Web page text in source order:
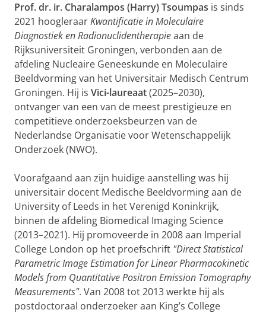
a
g
e
d
I
n
r
c
h
P
o
r
t
a
Prof. dr. ir. Charalampos (Harry) Tsoumpas is sinds
2021 hoogleraarKwantificatie in Moleculaire
Diagnostiek en Radionuclidentherapieaan de
Rijksuniversiteit Groningen, verbonden aan de
afdeling Nucleaire Geneeskunde en Moleculaire
Beeldvorming van het Universitair Medisch Centrum
Groningen. Hij is Vici-laureaat(2025–2030),
ontvanger van een van de meest prestigieuze en
competitieve onderzoeksbeurzen van de
Nederlandse Organisatie voor Wetenschappelijk
Onderzoek (NWO).
Voorafgaand aan zijn huidige aanstelling was hij
universitair docent Medische Beeldvorming aan de
University of Leeds in het Verenigd Koninkrijk,
binnen de afdeling Biomedical Imaging Science
(2013–2021). Hij promoveerde in 2008 aan Imperial
College London op het proefschrift "Direct Statistical
Parametric Image Estimation for Linear Pharmacokinetic
Models from Quantitative Positron Emission Tomography
Measurements". Van 2008 tot 2013 werkte hij als
postdoctoraal onderzoeker aan King’s College